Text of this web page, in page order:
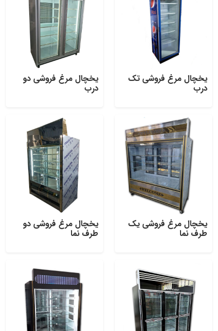
یخچال مرغ فروشی تک
درب
یخچال مرغ فروشی دو
درب
یخچال مرغ فروشی یک
طرف نما
یخچال مرغ فروشی دو
طرف نما